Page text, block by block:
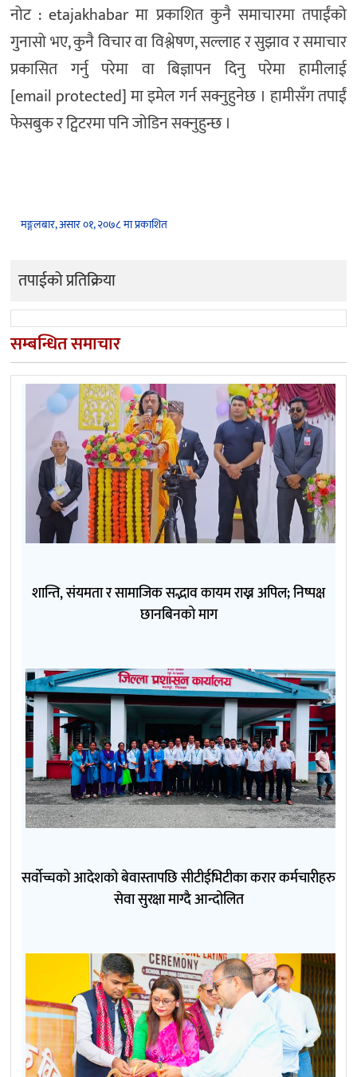
नोट : etajakhabar मा प्रकाशित कुनै समाचारमा तपाईंको
गुनासो भए, कुनै विचार वा विश्लेषण, सल्लाह र सुझाव र समाचार
प्रकासित गर्नु परेमा वा बिज्ञापन दिनु परेमा हामीलाई
[email protected] मा इमेल गर्न सक्नुहुनेछ । हामीसँग तपाईं
फेसबुक र ट्विटरमा पनि जोडिन सक्नुहुन्छ ।
मङ्गलबार, असार ०१, २०७८ मा प्रकाशित
तपाईको प्रतिक्रिया
सम्बन्धित समाचार
शान्ति, संयमता र सामाजिक सद्भाव कायम राख्न अपिल; निष्पक्ष
छानबिनको माग
सर्वोच्चको आदेशको बेवास्तापछि सीटीईभिटीका करार कर्मचारीहरु
सेवा सुरक्षा माग्दै आन्दोलित